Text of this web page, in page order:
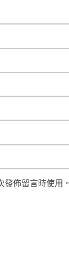
佈留言時使用。